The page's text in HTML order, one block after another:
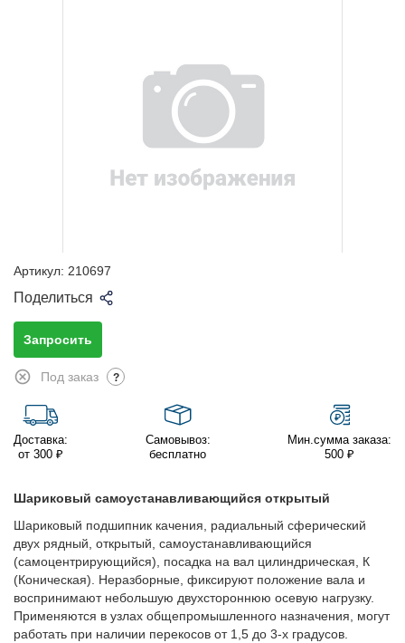
Артикул: 210697
Поделиться
Запросить
Под заказ ?
Доставка:
от 300 ₽
Самовывоз:
бесплатно
Мин.сумма заказа:
500 ₽
Шариковый самоустанавливающийся открытый
Шариковый подшипник качения, радиальный сферический
двух рядный, открытый, самоустанавливающийся
(самоцентрирующийся), посадка на вал цилиндрическая, К
(Коническая). Неразборные, фиксируют положение вала и
воспринимают небольшую двухстороннюю осевую нагрузку.
Применяются в узлах общепромышленного назначения, могут
работать при наличии перекосов от 1,5 до 3-х градусов.